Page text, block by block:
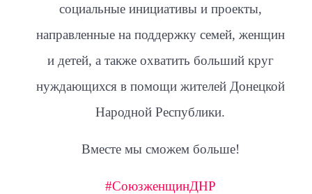
социальные инициативы и проекты,
направленные на поддержку семей, женщин
и детей, а также охватить больший круг
нуждающихся в помощи жителей Донецкой
Народной Республики.
Вместе мы сможем больше!
#СоюзженщинДНР